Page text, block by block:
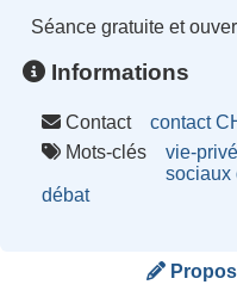
Séance gratuite et
Informations
Contact
contact
Mots-clés
vie-
sociaux
débat